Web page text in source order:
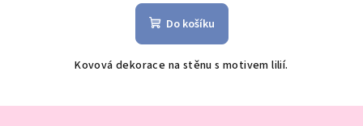
Do košíku
Kovová dekorace na stěnu s motivem lilií.